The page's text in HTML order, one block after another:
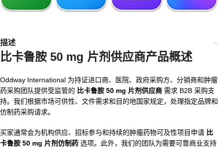
描述
比卡鲁胺 50 mg 片剂供应商产品概述
Oddway International 为持证进口商、医院、政府采购方、分销商和肿瘤
药采购团队提供受监管的 比卡鲁胺 50 mg 片剂供应商 需求 B2B 采购支
持。我们根据市场可供性、文件需求和目的地国家规定，处理指定品牌和
仿制药采购请求。
买家通常会为机构供应、招标参与和持续的肿瘤药物可及性项目申请 比
卡鲁胺 50 mg 片剂仿制药 选项。此外，我们的团队为需要可靠商业支持